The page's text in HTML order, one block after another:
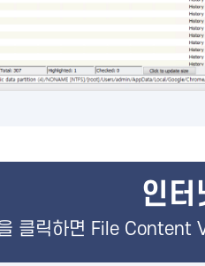
인터
클릭하면 File Content